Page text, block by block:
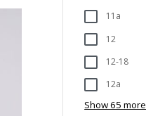
11a
12
12-18
12a
Show 65 more